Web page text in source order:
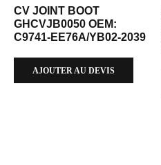
CV JOINT BOOT
GHCVJB0050 OEM:
C9741-EE76A/YB02-2039
AJOUTER AU DEVIS